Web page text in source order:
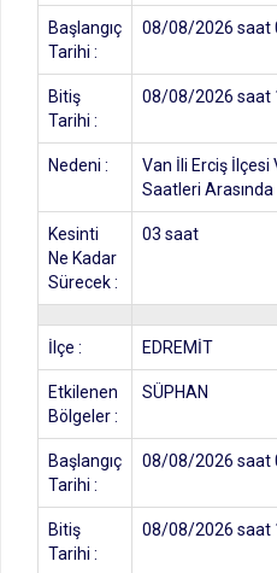
Başlangıç
Tarihi :
08/08/2026 saat
Bitiş
Tarihi :
08/08/2026 saat
Nedeni :
Van İli Erciş İlçesi
Saatleri Arasında
Kesinti
Ne Kadar
Sürecek :
03 saat
İlçe : EDREMİT
Etkilenen
Bölgeler :
SÜPHAN
Başlangıç
Tarihi :
08/08/2026 saat
Bitiş
Tarihi :
08/08/2026 saat